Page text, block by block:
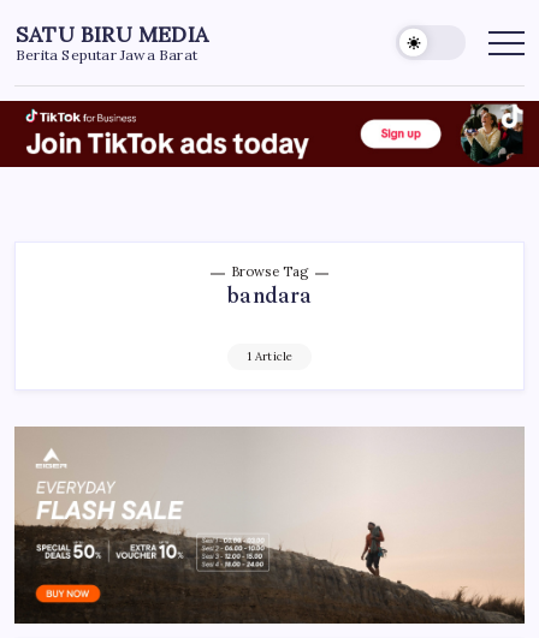
to
content
SATU BIRU MEDIA
Berita Seputar Jawa Barat
Browse Tag
bandara
1 Article